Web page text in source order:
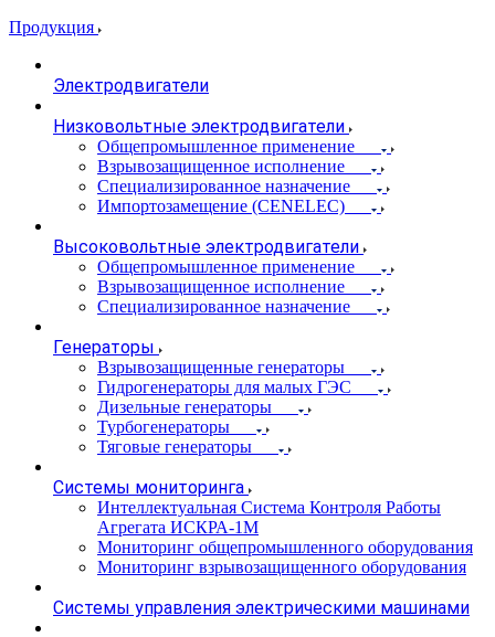
Продукция
Электродвигатели
Низковольтные электродвигатели
Общепромышленное применение
Взрывозащищенное исполнение
Специализированное назначение
Импортозамещение (CENELEC)
Высоковольтные электродвигатели
Общепромышленное применение
Взрывозащищенное исполнение
Специализированное назначение
Генераторы
Взрывозащищенные генераторы
Гидрогенераторы для малых ГЭС
Дизельные генераторы
Турбогенераторы
Тяговые генераторы
Системы мониторинга
Интеллектуальная Система Контроля Работы
Агрегата ИСКРА-1М
Мониторинг общепромышленного оборудования
Мониторинг взрывозащищенного оборудования
Системы управления электрическими машинами